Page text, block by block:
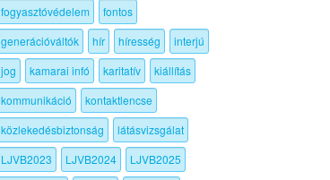
fogyasztóvédelem
fontos
generációváltók
hír híresség
interjú
jog
kamarai infó karitatív
kiállítás
kommunikáció
kontaktlencse
közlekedésbiztonság
látásvizsgálat
LJVB2023
LJVB2024
LJVB2025